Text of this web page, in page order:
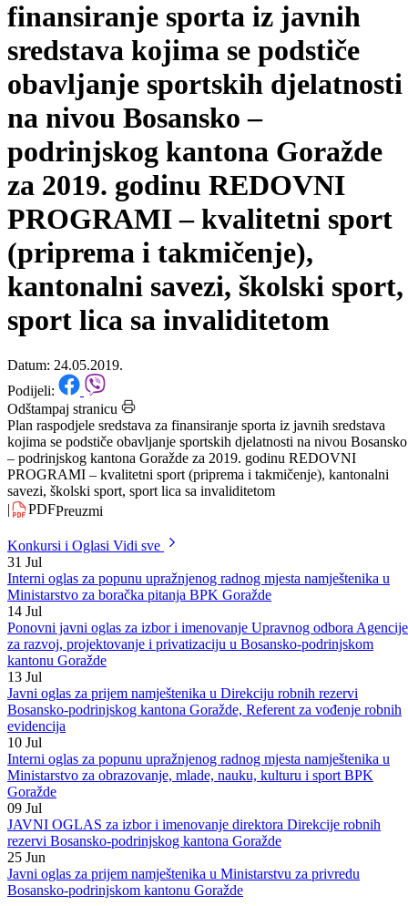
Plan raspodjele sredstava za
finansiranje sporta iz javnih
sredstava kojima se podstiče
obavljanje sportskih djelatnosti
na nivou Bosansko –
podrinjskog kantona Goražde
za 2019. godinu REDOVNI
PROGRAMI – kvalitetni sport
(priprema i takmičenje),
kantonalni savezi, školski sport,
sport lica sa invaliditetom
Datum: 24.05.2019.
Podijeli:
Odštampaj stranicu
Plan raspodjele sredstava za finansiranje sporta iz javnih sredstava
kojima se podstiče obavljanje sportskih djelatnosti na nivou Bosansko
– podrinjskog kantona Goražde za 2019. godinu REDOVNI
savezi, školski sport, sport lica sa invaliditetom
|
PDF
Konkursi i OglasiVidi sve
31 Jul
Interni oglas za popunu upražnjenog radnog mjesta namještenika u
Ministarstvo za boračka pitanja BPK Goražde
14 Jul
Ponovni javni oglas za izbor i imenovanje Upravnog odbora Agencije
za razvoj, projektovanje i privatizaciju u Bosansko-podrinjskom
kantonu Goražde
13 Jul
Javni oglas za prijem namještenika u Direkciju robnih rezervi
Bosansko-podrinjskog kantona Goražde, Referent za vođenje robnih
evidencija
10 Jul
Interni oglas za popunu upražnjenog radnog mjesta namještenika u
Ministarstvo za obrazovanje, mlade, nauku, kulturu i sport BPK
Goražde
09 Jul
JAVNI OGLAS za izbor i imenovanje direktora Direkcije robnih
rezervi Bosansko-podrinjskog kantona Goražde